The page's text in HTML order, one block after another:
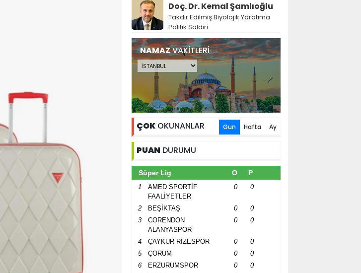
Doç. Dr. Kemal Şamlıoğlu
Takdir Edilmiş Biyolojik Yaratıma
Politik Saldırı
NAMAZVAKİTLERİ
ÇOK OKUNANLAR Gün Hafta Ay
PUAN DURUMU
Süper Lig O P
1
AMED SPORTİF
FAALİYETLER
0 0
2 BEŞİKTAŞ 0
0
3
CORENDON
ALANYASPOR
0 0
4 ÇAYKUR RİZESPOR 0
0
5
ÇORUM 0
0
6
ERZURUMSPOR 0
0